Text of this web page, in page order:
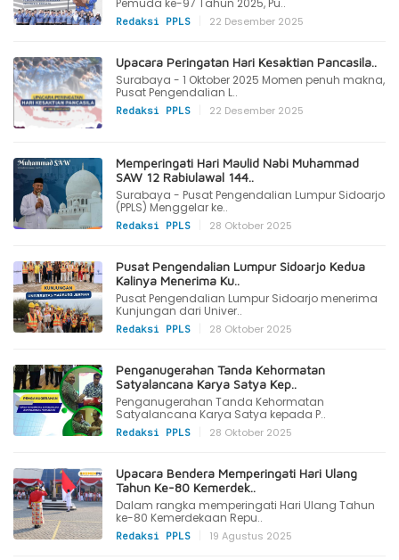
Pemuda ke-97 Tahun 2025, Pu..
Redaksi PPLS 22 Desember 2025
Upacara Peringatan Hari Kesaktian Pancasila..
Surabaya - 1 Oktober 2025 Momen penuh makna,
Pusat Pengendalian L..
Redaksi PPLS 22 Desember 2025
Memperingati Hari Maulid Nabi Muhammad
SAW 12 Rabiulawal 144..
Surabaya - Pusat Pengendalian Lumpur Sidoarjo
(PPLS) Menggelar ke..
Redaksi PPLS 28 Oktober 2025
Pusat Pengendalian Lumpur Sidoarjo Kedua
Kalinya Menerima Ku..
Pusat Pengendalian Lumpur Sidoarjo menerima
Kunjungan dari Univer..
Redaksi PPLS 28 Oktober 2025
Penganugerahan Tanda Kehormatan
Satyalancana Karya Satya Kep..
Penganugerahan Tanda Kehormatan
Satyalancana Karya Satya kepada P..
Redaksi PPLS 28 Oktober 2025
Upacara Bendera Memperingati Hari Ulang
Tahun Ke-80 Kemerdek..
Dalam rangka memperingati Hari Ulang Tahun
ke-80 Kemerdekaan Repu..
Redaksi PPLS 19 Agustus 2025